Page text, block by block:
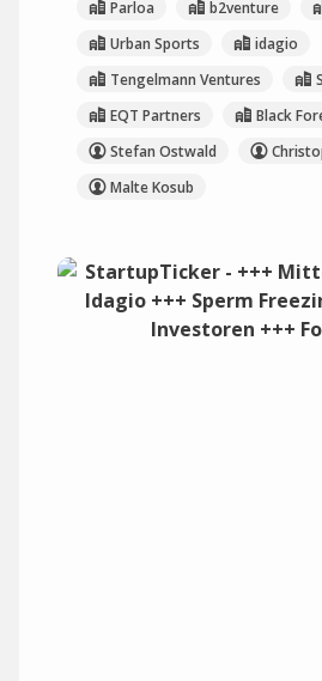
Parloa b2venture
Urban Sports
idagio
Tengelmann Ventures
EQT Partners
Black
Stefan Ostwald
Malte Kosub